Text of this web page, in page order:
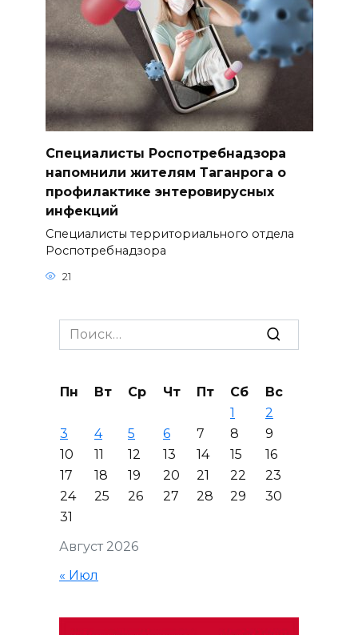
Специалисты Роспотребнадзора
напомнили жителям Таганрога о
профилактике энтеровирусных
инфекций
Специалисты территориального отдела
Роспотребнадзора
21
Search
for:
Август 2026
Пн Вт Ср Чт Пт Сб
Вс
1
2
3
4 5 6 7 8
9
10
11 12 13 14 15
16
17
18 19 20 21 22
23
24
25 26 27 28 29
30
31
« Июл